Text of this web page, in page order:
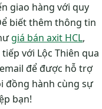
giao hàng với quy
biết thêm thông tin
giá bán axit HCL,
với Lộc Thiên qua
để được hỗ trợ
đồng hành cùng sự
bạn!